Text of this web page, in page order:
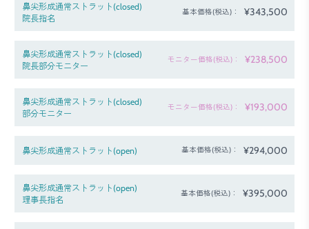
鼻尖形成通常ストラット(closed)
院長指名
基本価格(税込)： ¥343,500
鼻尖形成通常ストラット(closed)
院長部分モニター
モニター価格(税込)： ¥238,500
鼻尖形成通常ストラット(closed)
部分モニター
モニター価格(税込)： ¥193,000
鼻尖形成通常ストラット(open) 基本価格(税込)： ¥294,000
鼻尖形成通常ストラット(open)
理事長指名
基本価格(税込)： ¥395,000